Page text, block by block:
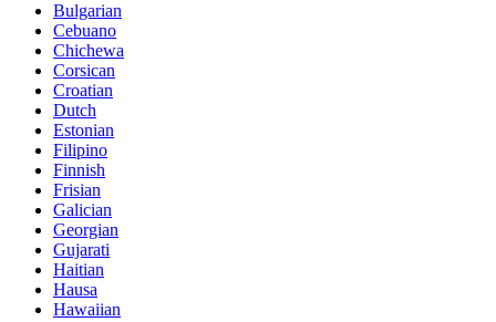
Bulgarian
Cebuano
Chichewa
Corsican
Croatian
Dutch
Estonian
Filipino
Finnish
Frisian
Galician
Georgian
Gujarati
Haitian
Hausa
Hawaiian